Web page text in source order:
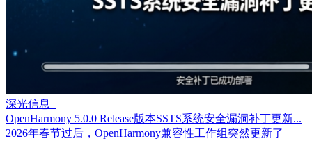
深光信息
OpenHarmony 5.0.0 Release版本SSTS系统安全漏洞补丁更新...
2026年春节过后，OpenHarmony兼容性工作组突然更新了